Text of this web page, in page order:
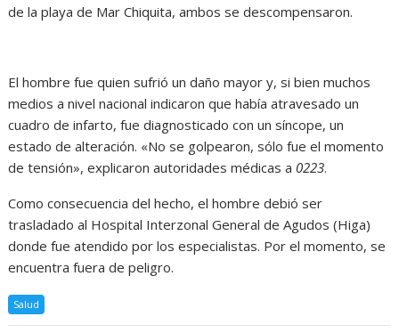
de la playa de Mar Chiquita, ambos se descompensaron.
El hombre fue quien sufrió un daño mayor y, si bien muchos
medios a nivel nacional indicaron que había atravesado un
cuadro de infarto, fue diagnosticado con un síncope, un
estado de alteración. «No se golpearon, sólo fue el momento
de tensión», explicaron autoridades médicas a 0223.
Como consecuencia del hecho, el hombre debió ser
trasladado al Hospital Interzonal General de Agudos (Higa)
donde fue atendido por los especialistas. Por el momento, se
encuentra fuera de peligro.
Salud